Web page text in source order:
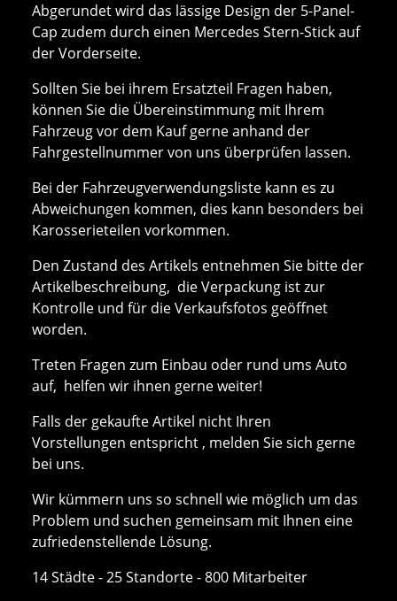
Abgerundet wird das lässige Design der 5-Panel-
Cap zudem durch einen Mercedes Stern-Stick auf
der Vorderseite.
Sollten Sie bei ihrem Ersatzteil Fragen haben,
können Sie die Übereinstimmung mit Ihrem
Fahrzeug vor dem Kauf gerne anhand der
Fahrgestellnummer von uns überprüfen lassen.
Bei der Fahrzeugverwendungsliste kann es zu
Abweichungen kommen, dies kann besonders bei
Karosserieteilen vorkommen.
Den Zustand des Artikels entnehmen Sie bitte der
Artikelbeschreibung, die Verpackung ist zur
Kontrolle und für die Verkaufsfotos geöffnet
worden.
Treten Fragen zum Einbau oder rund ums Auto
auf, helfen wir ihnen gerne weiter!
Falls der gekaufte Artikel nicht Ihren
Vorstellungen entspricht , melden Sie sich gerne
bei uns.
Wir kümmern uns so schnell wie möglich um das
Problem und suchen gemeinsam mit Ihnen eine
zufriedenstellende Lösung.
14 Städte - 25 Standorte - 800 Mitarbeiter